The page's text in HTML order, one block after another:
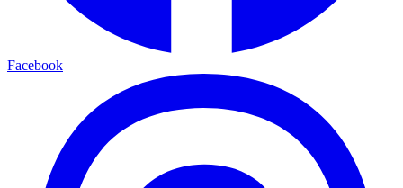
Facebook